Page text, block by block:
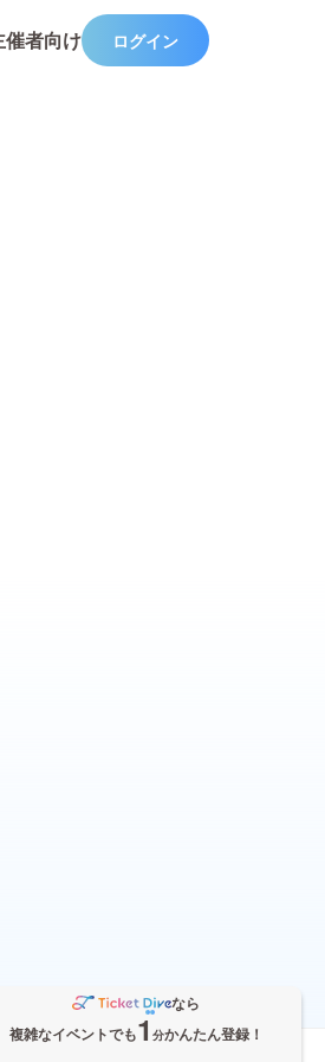
催者向け ログイン
なら
複雑なイベントでも1 分かんたん登録！